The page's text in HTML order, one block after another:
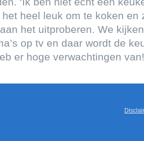
heel leuk om te koken
het uitproberen. We
op tv en daar wordt de
er hoge verwachtingen